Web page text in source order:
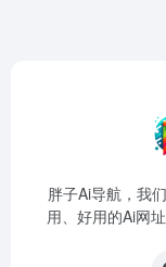
胖子Ai导航，我
用、好用的Ai网